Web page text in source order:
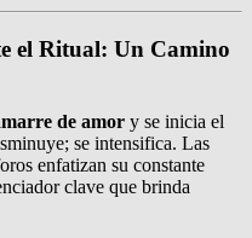
el Ritual: Un Camino
de amor y se inicia el
se intensifica. Las
enfatizan su constante
clave que brinda